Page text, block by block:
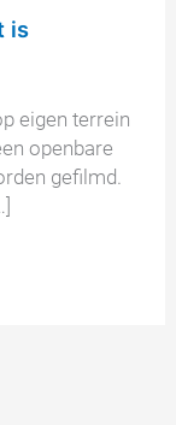
is
eigen terrein
openbare
gefilmd.